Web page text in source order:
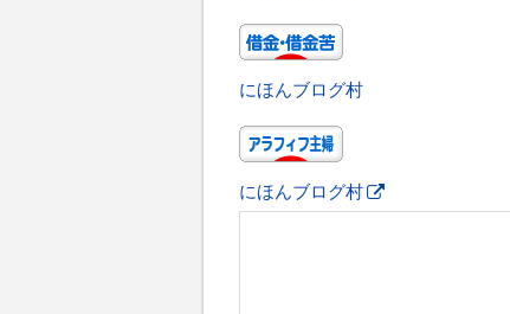
にほんブログ村
にほんブログ村